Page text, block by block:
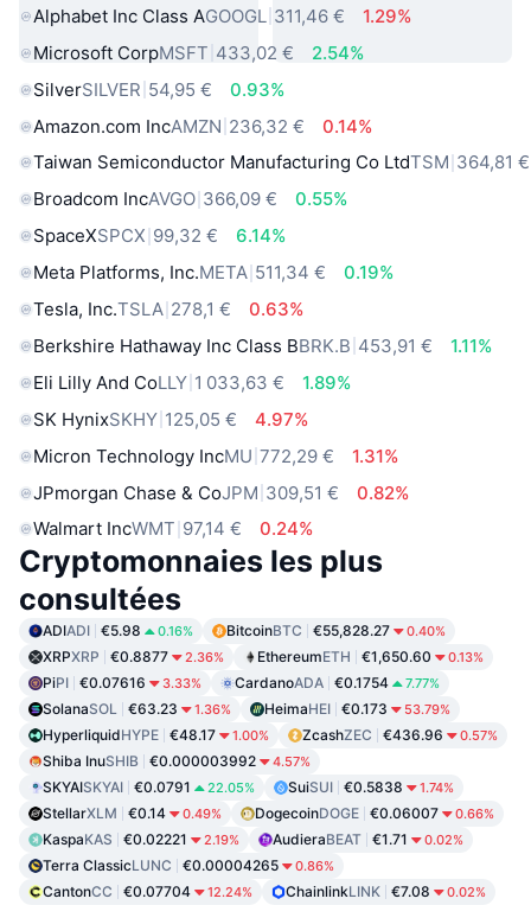
Alphabet Inc Class AGOOGL 311,46 €
1.29%
Microsoft CorpMSFT 433,02 €
2.54%
SilverSILVER 54,95 €
0.93%
Amazon.com IncAMZN 236,32 €
0.14%
Taiwan Semiconductor Manufacturing Co LtdTSM 364,81 €
Broadcom IncAVGO 366,09 €
0.55%
SpaceXSPCX 99,32 €
6.14%
Meta Platforms, Inc.META 511,34 €
0.19%
Tesla, Inc.TSLA 278,1 €
0.63%
Berkshire Hathaway Inc Class BBRK.B 453,91 €
1.11%
Eli Lilly And CoLLY 1 033,63 €
1.89%
SK HynixSKHY 125,05 €
4.97%
Micron Technology IncMU 772,29 €
1.31%
JPmorgan Chase & CoJPM 309,51 €
0.82%
Walmart IncWMT 97,14 € 0.24%
Cryptomonnaies les plus
consultées
ADIADI €5.98 0.16% BitcoinBTC €55,828.27 0.40%
XRPXRP €0.8877 2.36% EthereumETH €1,650.60 0.13%
PiPI €0.07616 3.33% CardanoADA €0.1754 7.77%
SolanaSOL €63.23 1.36% HeimaHEI €0.173 53.79%
HyperliquidHYPE €48.17 1.00% ZcashZEC €436.96 0.57%
Shiba InuSHIB €0.000003992 4.57%
SKYAISKYAI €0.0791 22.05% SuiSUI €0.5838 1.74%
StellarXLM €0.14 0.49% DogecoinDOGE €0.06007 0.66%
KaspaKAS €0.02221 2.19% AudieraBEAT €1.71 0.02%
Terra ClassicLUNC €0.00004265 0.86%
CantonCC €0.07704 12.24% ChainlinkLINK €7.08 0.02%